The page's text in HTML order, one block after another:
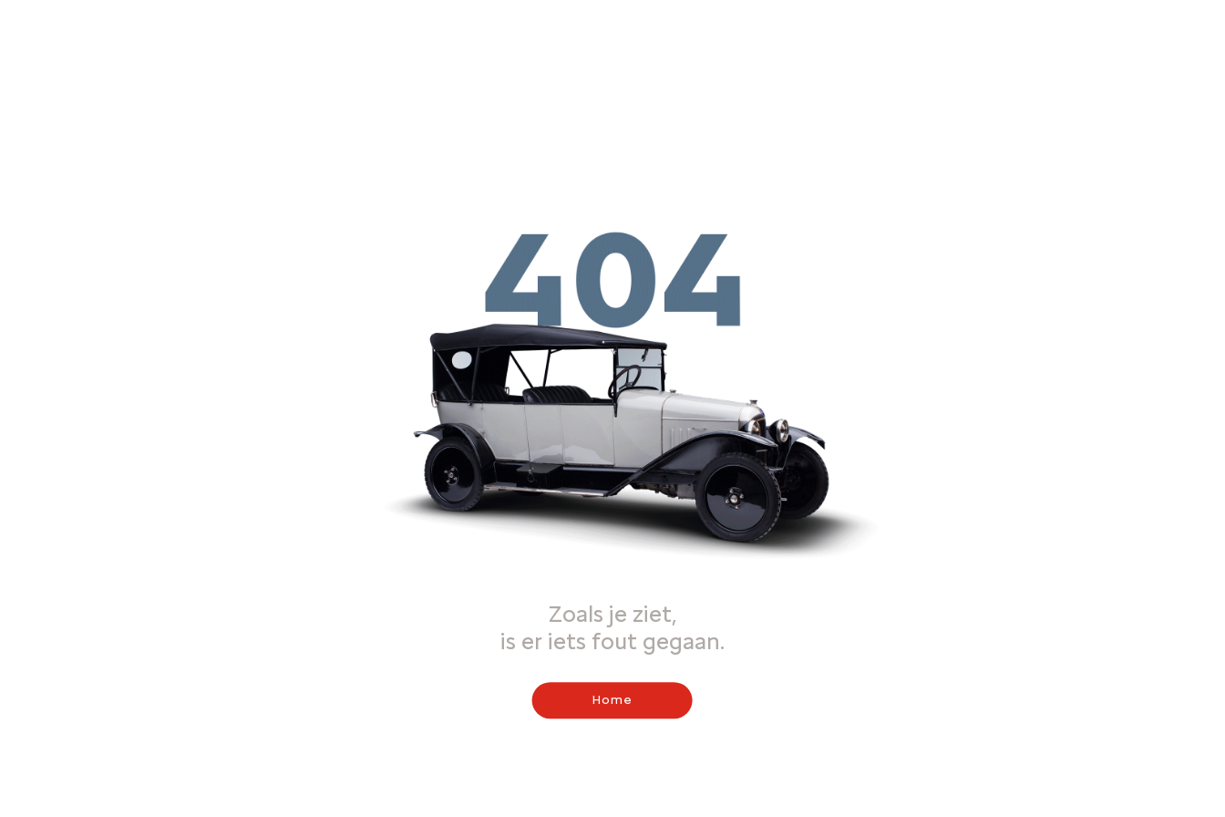
Zoals je ziet,
is er iets fout gegaan.
Home